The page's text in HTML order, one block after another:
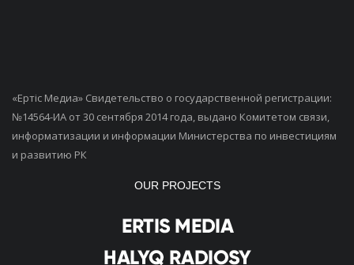
«Ертiс Медиа» Свидетельство о государственной регистрации:
№14564-ИА от 30 сентября 2014 года, выдано Комитетом связи,
информатизации и информации Министерства по инвестициям
и развитию РК
OUR PROJECTS